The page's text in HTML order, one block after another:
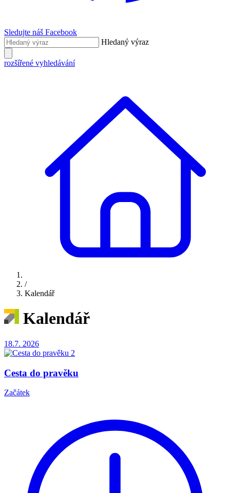
Sledujte náš Facebook
Hledaný výraz
rozšířené vyhledávání
/
Kalendář
Kalendář
18.7. 2026
Cesta do pravěku
Začátek